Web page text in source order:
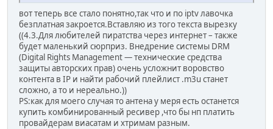
вот теперь все стало понятно,так что и по iptv лавочка
безплатная закроется.Вставляю из того текста вырезку
((4.3.Для любителей пиратства через интернет – также
будет маленький сюрприз. Внедрение системы DRM
(Digital Rights Management — технические средства
защиты авторских прав) очень усложнит воровство
контента в IP и найти рабочий плейлист .m3u станет
сложно, а то и нереально.))
PS:как для моего случая то антена у меря есть останется
купить комбинированный ресивер ,что бы нп платить
провайдерам виасатам и хтримам разным.